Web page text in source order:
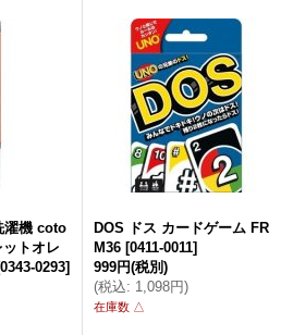
濯機 coto
トオレ
0343-0293]
DOS ドス カードゲーム FR
M36 [0411-0011]
999円(税別)
(税込: 1,098円)
在庫数 △